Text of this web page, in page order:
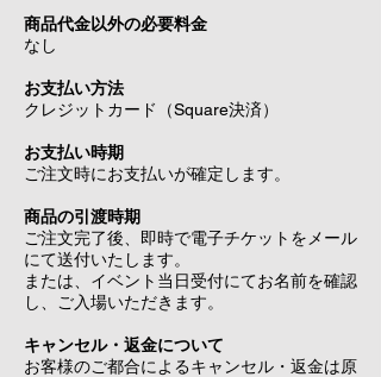
商品代金以外の必要料金
なし
お支払い方法
クレジットカード（Square決済）
お支払い時期
ご注文時にお支払いが確定します。
商品の引渡時期
ご注文完了後、即時で電子チケットをメール
にて送付いたします。
または、イベント当日受付にてお名前を確認
し、ご入場いただきます。
キャンセル・返金について
お客様のご都合によるキャンセル・返金は原